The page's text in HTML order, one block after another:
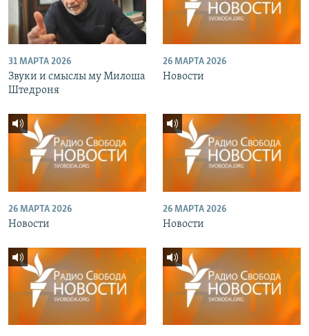
31 МАРТА 2026
Звуки и смыслы му Милоша
Штедроня
26 МАРТА 2026
Новости
26 МАРТА 2026
Новости
26 МАРТА 2026
Новости